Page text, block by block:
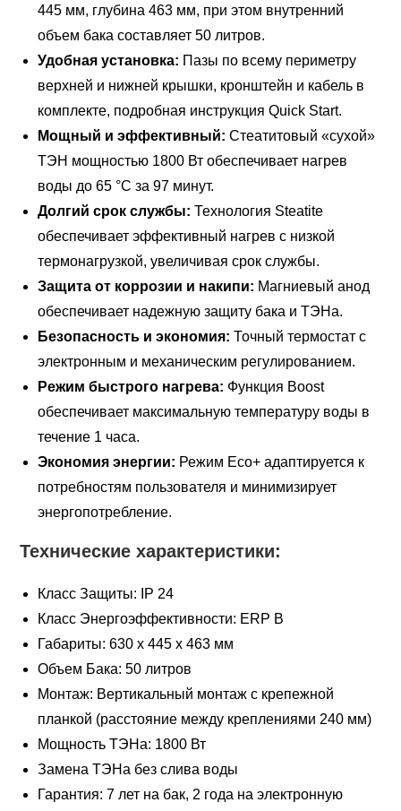
445 мм, глубина 463 мм, при этом внутренний
объем бака составляет 50 литров.
Удобная установка: Пазы по всему периметру
верхней и нижней крышки, кронштейн и кабель в
комплекте, подробная инструкция Quick Start.
Мощный и эффективный: Стеатитовый «сухой»
ТЭН мощностью 1800 Вт обеспечивает нагрев
воды до 65 °C за 97 минут.
Долгий срок службы: Технология Steatite
обеспечивает эффективный нагрев с низкой
термонагрузкой, увеличивая срок службы.
Защита от коррозии и накипи: Магниевый анод
обеспечивает надежную защиту бака и ТЭНа.
Безопасность и экономия: Точный термостат с
электронным и механическим регулированием.
Режим быстрого нагрева: Функция Boost
обеспечивает максимальную температуру воды в
течение 1 часа.
Экономия энергии: Режим Eco+ адаптируется к
потребностям пользователя и минимизирует
энергопотребление.
Технические характеристики:
Класс Защиты: IP 24
Класс Энергоэффективности: ERP B
Габариты: 630 x 445 x 463 мм
Объем Бака: 50 литров
Монтаж: Вертикальный монтаж с крепежной
планкой (расстояние между креплениями 240 мм)
Мощность ТЭНа: 1800 Вт
Замена ТЭНа без слива воды
Гарантия: 7 лет на бак, 2 года на электронную